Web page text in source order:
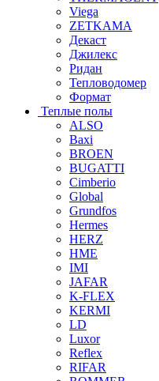
Viega
ZETKAMA
Декаст
Джилекс
Ридан
Тепловодомер
Формат
Теплые полы
ALSO
Baxi
BROEN
BUGATTI
Cimberio
Global
Grundfos
Hermes
HERZ
HME
IMI
JAFAR
K-FLEX
KERMI
LD
Luxor
Reflex
RIFAR